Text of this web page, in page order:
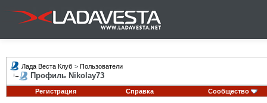
Лада Веста Клуб > Пользователи
Профиль Nikolay73
Регистрация Справка Сообщество